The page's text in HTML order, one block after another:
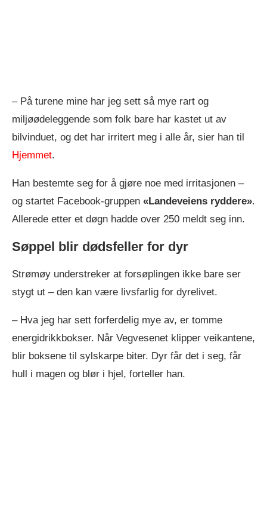
– På turene mine har jeg sett så mye rart og
miljøødeleggende som folk bare har kastet ut av
bilvinduet, og det har irritert meg i alle år, sier han til
Hjemmet.
Han bestemte seg for å gjøre noe med irritasjonen –
og startet Facebook-gruppen «Landeveiens ryddere».
Allerede etter et døgn hadde over 250 meldt seg inn.
Søppel blir dødsfeller for dyr
Strømøy understreker at forsøplingen ikke bare ser
stygt ut – den kan være livsfarlig for dyrelivet.
– Hva jeg har sett forferdelig mye av, er tomme
energidrikkbokser. Når Vegvesenet klipper veikantene,
blir boksene til sylskarpe biter. Dyr får det i seg, får
hull i magen og blør i hjel, forteller han.